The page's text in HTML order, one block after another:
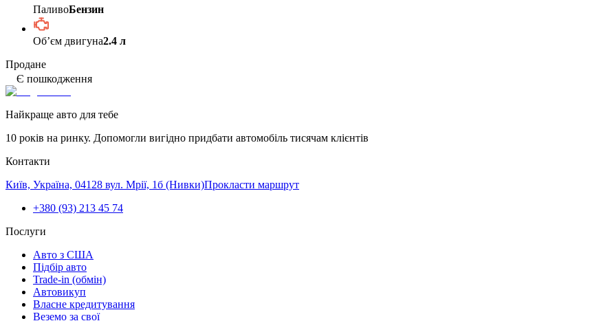
ПаливоБензин
Обʼєм двигуна2.4 л
Продане
Є пошкодження
Найкраще авто для тебе
10 років на ринку. Допомогли вигідно придбати автомобіль тисячам клієнтів
Контакти
Київ, Україна, 04128 вул. Мрії, 1б (Нивки)Прокласти маршрут
+380 (93) 213 45 74
Послуги
Авто з США
Підбір авто
Trade-in (обмін)
Автовикуп
Власне кредитування
Веземо за свої